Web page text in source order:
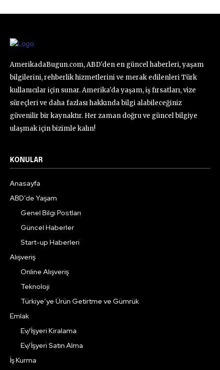
AmerikadaBugun.com, ABD'den en güncel haberleri, yaşam
bilgilerini, rehberlik hizmetlerini ve merak edilenleri Türk
kullanıcılar için sunar. Amerika'da yaşam, iş fırsatları, vize
süreçleri ve daha fazlası hakkında bilgi alabileceğiniz
güvenilir bir kaynaktır. Her zaman doğru ve güncel bilgiye
ulaşmak için bizimle kalın!
KONULAR
Anasayfa
ABD’de Yaşam
Genel Bilgi Postları
Güncel Haberler
Start-up Haberleri
Alışveriş
Online Alışveriş
Teknoloji
Türkiye’ye Ürün Getirtme ve Gümrük
Emlak
Ev/İşyeri Kiralama
Ev/İşyeri Satın Alma
İş Kurma